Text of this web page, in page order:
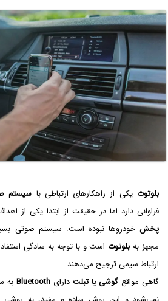
بلوتوث یکی از راهکارهای ارتباطی با سیستم
فراوانی دارد اما در حقیقت از ابتدا یکی از
پخشخودروها نبوده است. سیستم صوتی
مجهز به بلوتوث است و با توجه به سادگی
ارتباط سیمی ترجیح می‌دهند.
گاهی مواقعگوشییاتبلت دارای Bluetoothبه